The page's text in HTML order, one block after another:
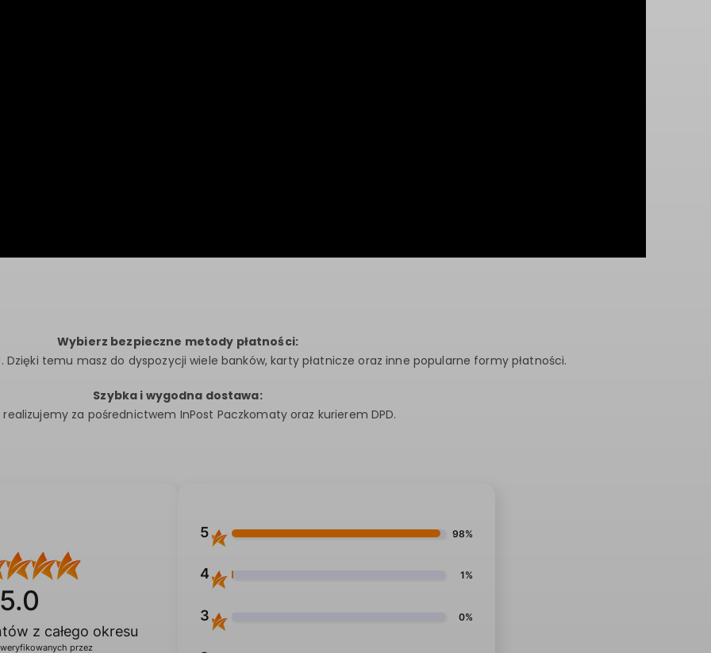
Wybierz bezpieczne metody płatności:
Dzięki temu masz do dyspozycji wiele banków, karty płatnicze oraz inne popularne formy płatności.
Szybka i wygodna dostawa:
realizujemy za pośrednictwem InPost Paczkomaty oraz kurierem DPD.
z całego okresu
przez
5 98%
4 1%
3 0%